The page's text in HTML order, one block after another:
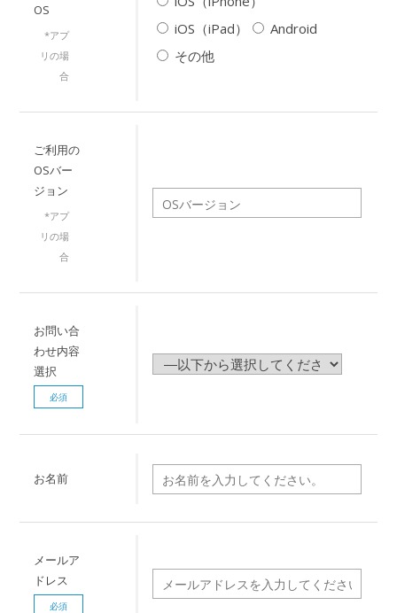
OS
*アプ
リの場
合
iOS（iPad）
Android
その他
ご利用の
OSバー
ジョン
*アプ
リの場
合
お問い合
わせ内容
選択
必須
お名前
メールア
ドレス
必須